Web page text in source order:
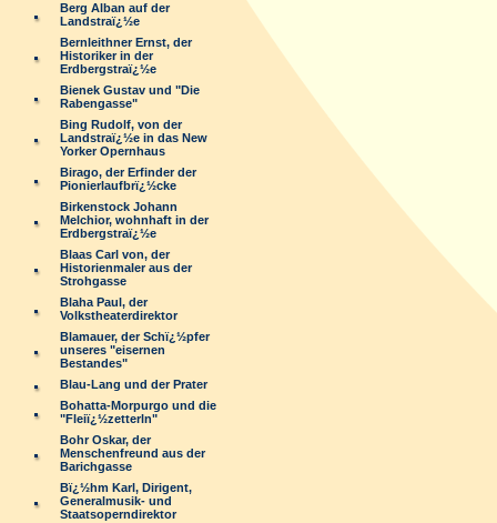
Berg Alban auf der
Landstraï¿½e
Bernleithner Ernst, der
Historiker in der
Erdbergstraï¿½e
Bienek Gustav und "Die
Rabengasse"
Bing Rudolf, von der
Landstraï¿½e in das New
Yorker Opernhaus
Birago, der Erfinder der
Pionierlaufbrï¿½cke
Birkenstock Johann
Melchior, wohnhaft in der
Erdbergstraï¿½e
Blaas Carl von, der
Historienmaler aus der
Strohgasse
Blaha Paul, der
Volkstheaterdirektor
Blamauer, der Schï¿½pfer
unseres "eisernen
Bestandes"
Blau-Lang und der Prater
Bohatta-Morpurgo und die
"Fleiï¿½zetterln"
Bohr Oskar, der
Menschenfreund aus der
Barichgasse
Bï¿½hm Karl, Dirigent,
Generalmusik- und
Staatsoperndirektor